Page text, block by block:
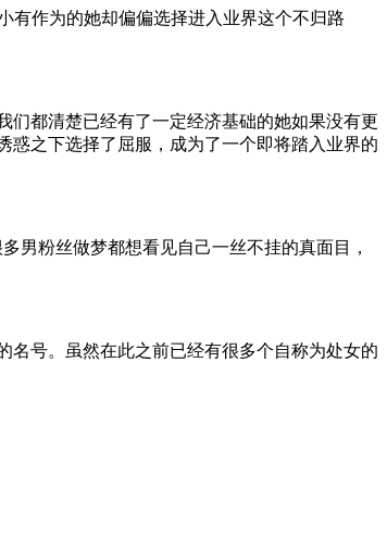
有作为的她却偏偏选择进入业界这个不归路
们都清楚已经有了一定经济基础的她如果没有更
惑之下选择了屈服，成为了一个即将踏入业界的
男粉丝做梦都想看见自己一丝不挂的真面目，
名号。虽然在此之前已经有很多个自称为处女的